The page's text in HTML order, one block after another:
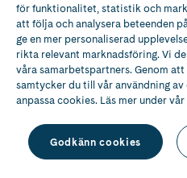
för funktionalitet, statistik och
att följa och analysera beteenden
ge en mer personaliserad
rikta relevant marknadsföring. Vi
våra samarbetspartners. Genom
samtycker du till vår användning av
anpassa cookies. Läs mer under vår
Godkänn cookies